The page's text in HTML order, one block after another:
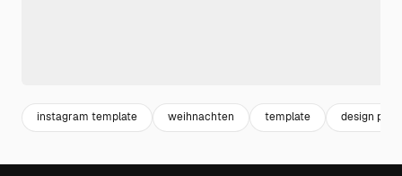
instagram template weihnachten template design pack